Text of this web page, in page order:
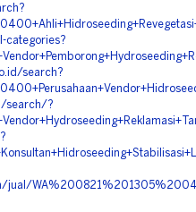
categories?
search?
search/?
jual/